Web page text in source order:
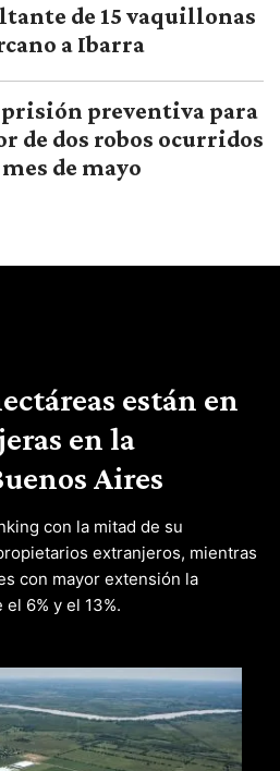
de 15 vaquillonas
a Ibarra
preventiva para
de dos robos ocurridos
de mayo
están en
en la
Aires
con la mitad de su
extranjeros, mientras
con mayor extensión la
6% y el 13%.